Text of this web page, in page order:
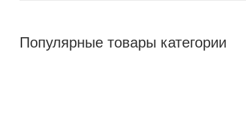
Популярные товары категории